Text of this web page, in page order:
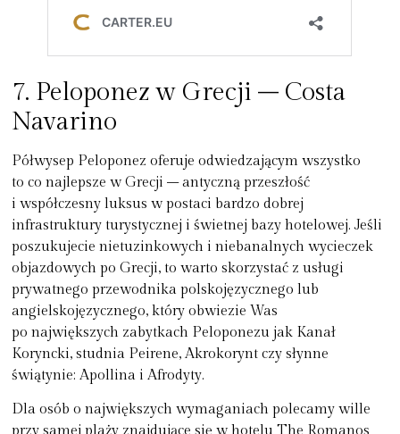
7. Peloponez w Grecji – Costa
Navarino
Półwysep Peloponez oferuje odwiedzającym wszystko
to co najlepsze w Grecji – antyczną przeszłość
i współczesny luksus w postaci bardzo dobrej
infrastruktury turystycznej i świetnej bazy hotelowej. Jeśli
poszukujecie nietuzinkowych i niebanalnych wycieczek
objazdowych po Grecji, to warto skorzystać z usługi
prywatnego przewodnika polskojęzycznego lub
angielskojęzycznego, który obwiezie Was
po największych zabytkach Peloponezu jak Kanał
Koryncki, studnia Peirene, Akrokorynt czy słynne
świątynie: Apollina i Afrodyty.
Dla osób o największych wymaganiach polecamy wille